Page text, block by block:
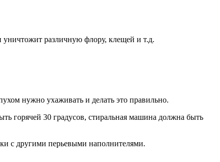
уничтожит различную флору, клещей и т.д.
нужно ухаживать и делать это правильно.
горячей 30 градусов, стиральная машина должна быть
с другими перьевыми наполнителями.